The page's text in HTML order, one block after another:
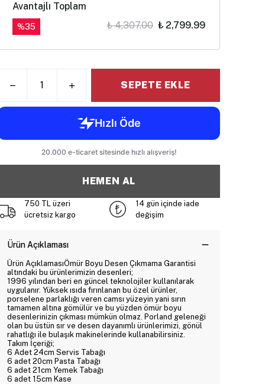
Avantajlı Toplam
%35 ₺ 4,307.00 ₺ 2,799.99
SEPETE EKLE
HEMEN AL
750 TL üzeri
ücretsiz kargo
14 gün içinde iade
değişim
Ürün Açıklaması
Ürün AçıklamasıÖmür Boyu Desen Çıkmama Garantisi
altındaki bu ürünlerimizin desenleri;
1996 yılından beri en güncel teknolojiler kullanılarak
uygulanır. Yüksek ısıda fırınlanan bu özel ürünler,
porselene parlaklığı veren camsı yüzeyin yani sırın
tamamen altına gömülür ve bu yüzden ömür boyu
desenlerinizin çıkması mümkün olmaz. Porland geleneği
olan bu üstün sır ve desen dayanımlı ürünlerimizi, gönül
rahatlığı ile bulaşık makinelerinde kullanabilirsiniz.
Takım İçeriği;
6 Adet 24cm Servis Tabağı
6 adet 20cm Pasta Tabağı
6 adet 21cm Yemek Tabağı
6 adet 15cm Kase